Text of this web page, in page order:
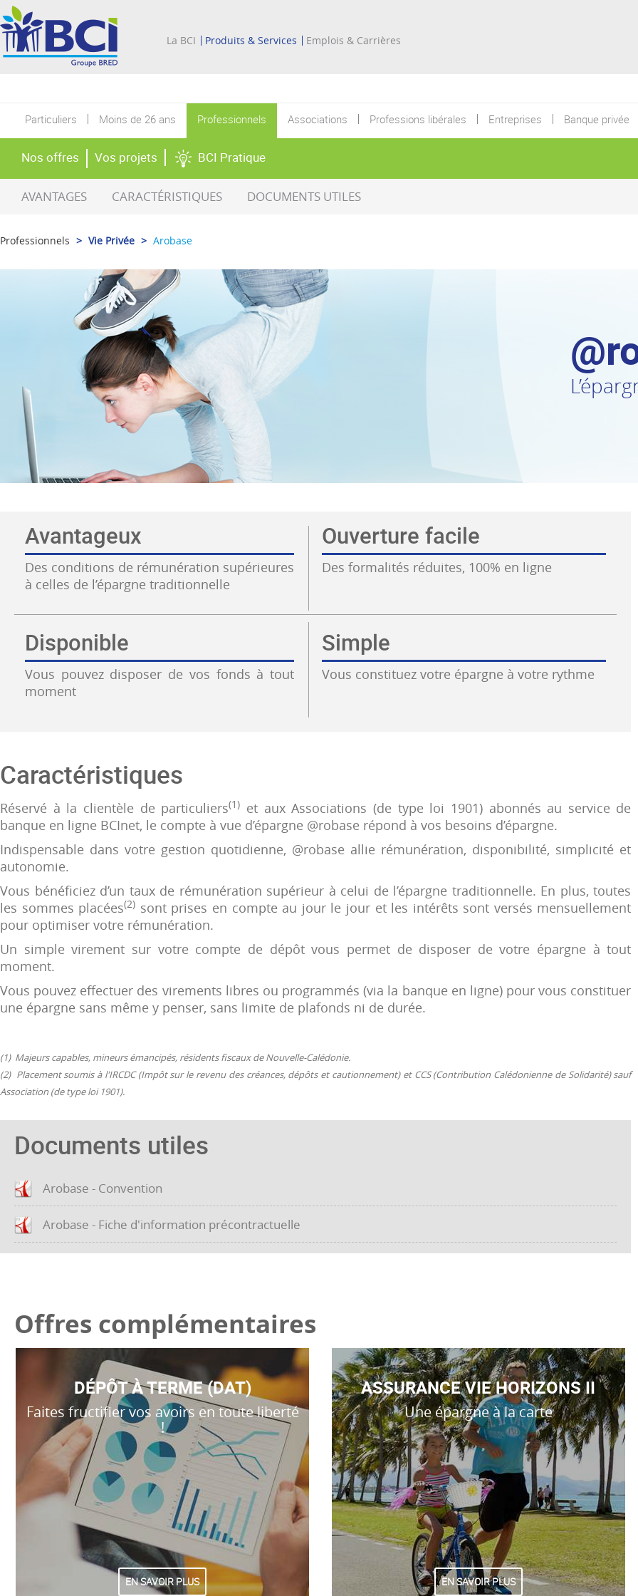
La BCI Produits & Services Emplois & Carrières
Particuliers Moins de 26 ans Professionnels Associations Professions libérales Entreprises Banque privée
Nos offres Vos projets BCI Pratique
AVANTAGES CARACTÉRISTIQUES DOCUMENTS UTILES
Professionnels > Vie Privée > Arobase
Avantageux
Des conditions de rémunération supérieures
à celles de l’épargne traditionnelle
Ouverture facile
Des formalités réduites, 100% en ligne
Disponible
Vous pouvez disposer de vos fonds à tout
moment
Simple
Vous constituez votre épargne à votre rythme
Caractéristiques
Réservé à la clientèle de particuliers(1) et aux Associations (de type loi 1901) abonnés au service de
banque en ligne BCInet, le compte à vue d’épargne @robase répond à vos besoins d’épargne.
Indispensable dans votre gestion quotidienne, @robase allie rémunération, disponibilité, simplicité et
autonomie.
Vous bénéficiez d’un taux de rémunération supérieur à celui de l’épargne traditionnelle. En plus, toutes
les sommes placées(2) sont prises en compte au jour le jour et les intérêts sont versés mensuellement
pour optimiser votre rémunération.
Un simple virement sur votre compte de dépôt vous permet de disposer de votre épargne à tout
moment.
Vous pouvez effectuer des virements libres ou programmés (via la banque en ligne) pour vous constituer
une épargne sans même y penser, sans limite de plafonds ni de durée.
(1) Majeurs capables, mineurs émancipés, résidents fiscaux de Nouvelle-Calédonie.
(2) Placement soumis à l'IRCDC (Impôt sur le revenu des créances, dépôts et cautionnement) et CCS (Contribution Calédonienne de Solidarité) sauf
Association (de type loi 1901).
Documents utiles
Arobase - Convention
Arobase - Fiche d'information précontractuelle
Offres complémentaires
DÉPÔT À TERME (DAT)
Faites fructifier vos avoirs en toute liberté
!
EN SAVOIR PLUS
ASSURANCE VIE HORIZONS II
Une épargne à la carte
EN SAVOIR PLUS